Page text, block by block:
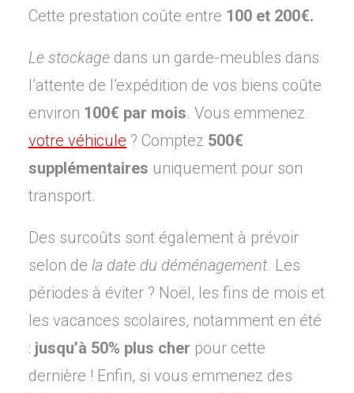
Cette prestation coûte entre 100 et 200€.
Le stockage dans un garde-meubles dans
l’attente de l’expédition de vos biens coûte
environ 100€ par mois. Vous emmenez
votre véhicule ? Comptez 500€
supplémentaires uniquement pour son
transport.
Des surcoûts sont également à prévoir
selon de la date du déménagement. Les
périodes à éviter ? Noël, les fins de mois et
les vacances scolaires, notamment en été
: jusqu’à 50% plus cher pour cette
dernière ! Enfin, si vous emmenez des